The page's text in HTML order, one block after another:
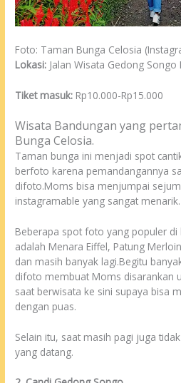
Foto: Taman Bunga Celosia
Lokasi: Jalan Wisata Gedong Songo
Tiket masuk: Rp10.000-Rp15.000
Wisata Bandungan yang
Bunga Celosia.
Taman bunga ini menjadi spot
berfoto karena pemandangannya
difoto.Moms bisa menjumpai
instagramable yang sangat menarik.
Beberapa spot foto yang populer di
adalah Menara Eiffel, Patung
dan masih banyak lagi.Begitu
difoto membuat Moms disarankan
saat berwisata ke sini supaya bisa
dengan puas.
Selain itu, saat masih pagi juga
yang datang.